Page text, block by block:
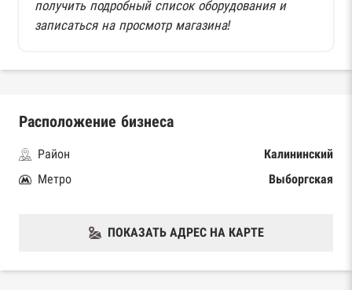
получить подробный список оборудования и
записаться на просмотр магазина!
Расположение бизнеса
Район
Калининский
Метро
Выборгская
ПОКАЗАТЬ АДРЕС НА КАРТЕ